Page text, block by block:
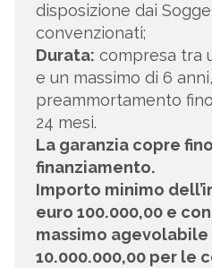
disposizione dai
convenzionati;
Durata: compresa tra
e un massimo di 6
preammortamento
24 mesi.
La garanzia copre
finanziamento.
Importo minimo
euro 100.000,00 e
massimo agevolabile
10.000.000,00 per le